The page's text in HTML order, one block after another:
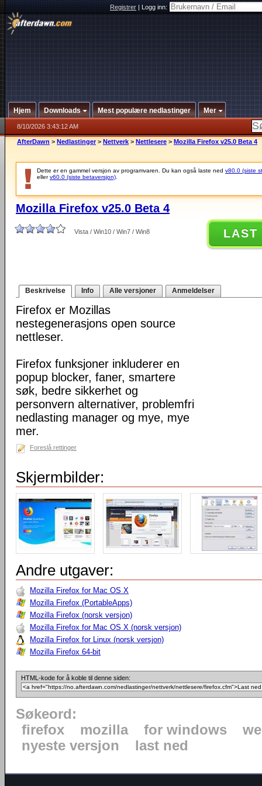
Registrer|Logg inn:
Hjem Downloads Mest populære nedlastinger Mer
8/10/2026 3:43:12 AM
AfterDawn > Nedlastinger > Nettverk > Nettlesere > Mozilla Firefox v25.0 Beta 4
Dette er en gammel versjon av programvaren. Du kan også laste ned v80.0 (siste
ellerv60.0 (siste betaversjon)
Mozilla Firefox v25.0 Beta 4
Vista / Win10 / Win7 / Win8 LAST
Beskrivelse Info Alle versjoner Anmeldelser
Firefox er Mozillas
nestegenerasjons open source
nettleser.
Firefox funksjoner inkluderer en
popup blocker, faner, smartere
søk, bedre sikkerhet og
personvern alternativer, problemfri
nedlasting manager og mye, mye
mer.
Foreslå rettinger
Skjermbilder:
Andre utgaver:
Mozilla Firefox for Mac OS X
Mozilla Firefox (PortableApps)
Mozilla Firefox (norsk versjon)
Mozilla Firefox for Mac OS X (norsk versjon)
Mozilla Firefox for Linux (norsk versjon)
Mozilla Firefox 64-bit
HTML-kode for å koble til denne siden:
Søkeord:
firefox
mozilla for windows
nyeste versjon
last ned